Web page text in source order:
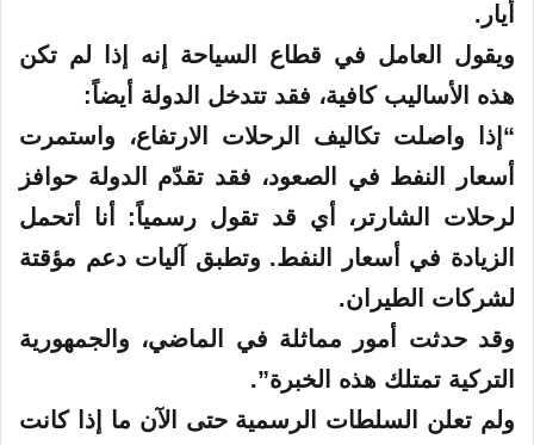
أيار.
ويقول العامل في قطاع السياحة إنه إذا لم تكن
هذه الأساليب كافية، فقد تتدخل الدولة أيضاً:
“إذا واصلت تكاليف الرحلات الارتفاع، واستمرت
أسعار النفط في الصعود، فقد تقدّم الدولة حوافز
لرحلات الشارتر، أي قد تقول رسمياً: أنا أتحمل
الزيادة في أسعار النفط. وتطبق آليات دعم مؤقتة
لشركات الطيران.
وقد حدثت أمور مماثلة في الماضي، والجمهورية
التركية تمتلك هذه الخبرة”.
ولم تعلن السلطات الرسمية حتى الآن ما إذا كانت